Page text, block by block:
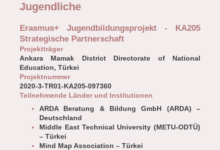
Jugendliche
Erasmus+ Jugendbildungsprojekt - KA205
Strategische Partnerschaft
Projektträger
Ankara Mamak District Directorate of National
Education, Türkei
Projektnummer
2020-3-TR01-KA205-097360
Teilnehmende Länder und Institutionen
ARDA Beratung & Bildung GmbH (ARDA) –
Deutschland
Middle East Technical University (METU-ODTÜ)
– Türkei
Mind Map Association – Türkei